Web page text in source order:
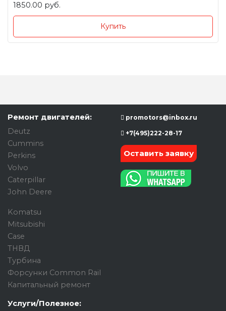
1850.00 руб.
Купить
Ремонт двигателей:
Deutz
Cummins
Perkins
Volvo
Caterpillar
John Deere
Komatsu
Mitsubishi
Case
ТНВД
Турбина
Форсунки Common Rail
Капитальный ремонт
Услуги/Полезное:
promotors@inbox.ru
+7(495)222-28-17
Оставить заявку